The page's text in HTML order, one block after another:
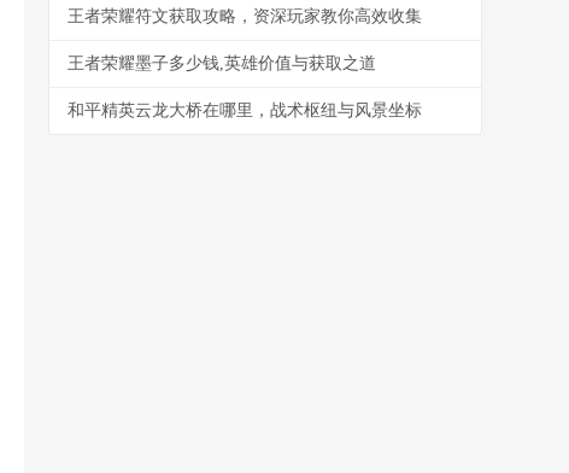
王者荣耀符文获取攻略，资深玩家教你高效收集
王者荣耀墨子多少钱,英雄价值与获取之道
和平精英云龙大桥在哪里，战术枢纽与风景坐标